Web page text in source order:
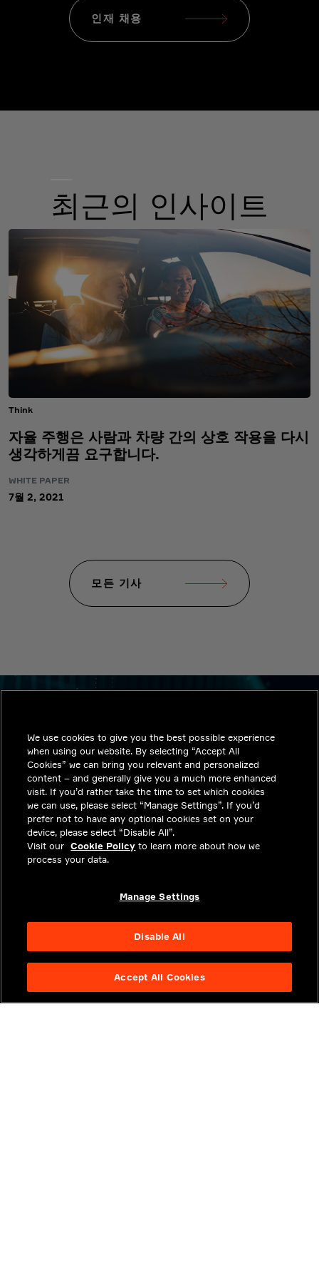
인재 채용
최근의 인사이트
Think
자율 주행은 사람과 차량 간의 상호 작용을 다시
생각하게끔 요구합니다.
WHITE PAPER
7월 2, 2021
모든 기사
미래 모빌리티와 동행하세
요.
새로운 소식을 확인하고 최신 업데이트를 받으세요.
가입하여 최신 소식 받기
귀하의 이메일을 공유하지 않습니다.
We use cookies to give you the best possible experience
when using our website. By selecting “Accept All
Cookies” we can bring you relevant and personalized
content – and generally give you a much more enhanced
visit. If you’d rather take the time to set which cookies
we can use, please select “Manage Settings”. If you’d
prefer not to have any optional cookies set on your
device, please select “Disable All”.
Visit our Cookie Policy to learn more about how we
process your data.
Manage Settings
Disable All
Accept All Cookies